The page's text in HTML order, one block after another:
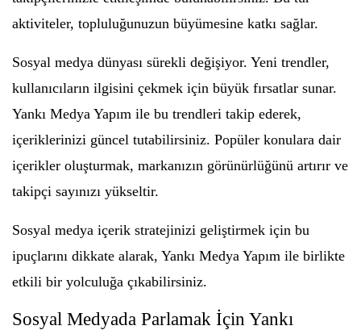
aktiviteler, topluluğunuzun büyümesine katkı sağlar.
Sosyal medya dünyası sürekli değişiyor. Yeni trendler,
kullanıcıların ilgisini çekmek için büyük fırsatlar sunar.
Yankı Medya Yapım ile bu trendleri takip ederek,
içeriklerinizi güncel tutabilirsiniz. Popüler konulara dair
içerikler oluşturmak, markanızın görünürlüğünü artırır ve
takipçi sayınızı yükseltir.
Sosyal medya içerik stratejinizi geliştirmek için bu
ipuçlarını dikkate alarak, Yankı Medya Yapım ile birlikte
etkili bir yolculuğa çıkabilirsiniz.
Sosyal Medyada Parlamak İçin Yankı